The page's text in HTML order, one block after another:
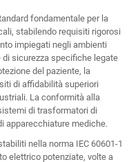
fondamentale per la
stabilendo requisiti rigorosi
impiegati negli ambienti
sicurezza specifiche legate
del paziente, la
di affidabilità superiori
La conformità alla
di trasformatori di
apparecchiature mediche.
nella norma IEC 60601-1
elettrico potenziate, volte a